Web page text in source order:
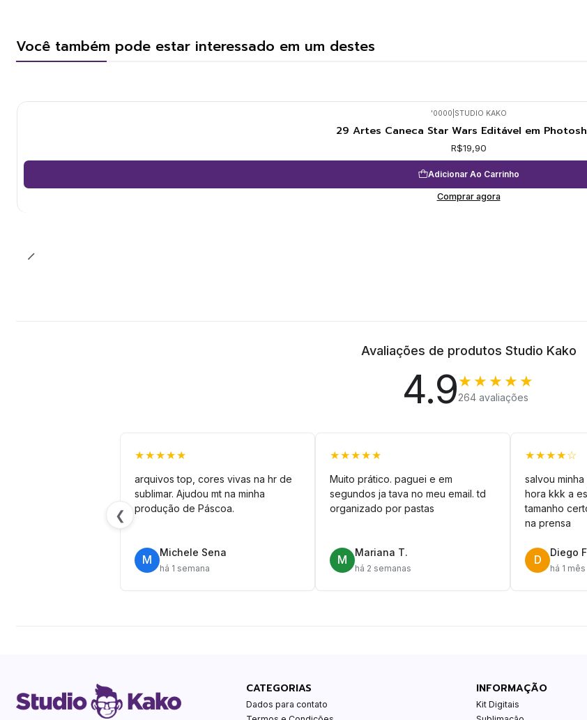
Você também pode estar interessado em um destes
'0000 STUDIO KAKO
29 Artes Caneca Star Wars Editável em
R$19,90
Adicionar Ao Carrinho
Comprar agora
Avaliações de produtos Studio Kako
4.9★★★★★
264 avaliações
❮
★★★★★
arquivos top, cores vivas na hr de
sublimar. Ajudou mt na minha
produção de Páscoa.
M
Michele Sena
há 1 semana
★★★★★
Muito prático. paguei e em
segundos ja tava no meu email. td
organizado por pastas
M
Mariana T.
há 2 semanas
★★★★☆
salvou
hora kkk a
tamanho
na prensa
D
Diego
há 1 mês
CATEGORIAS
Dados para contato
INFORMAÇÃO
Kit Digitais